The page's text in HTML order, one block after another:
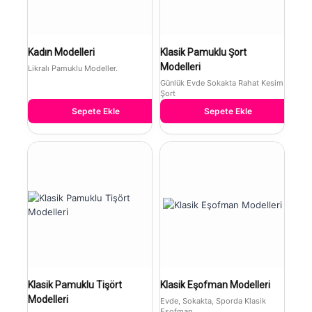
Kadın Modelleri
Likralı Pamuklu Modeller.
Sepete Ekle
Klasik Pamuklu Şort
Modelleri
Günlük Evde Sokakta Rahat Kesim
Şort
Sepete Ekle
Klasik Pamuklu Tişört
Modelleri
Klasik Eşofman Modelleri
Evde, Sokakta, Sporda Klasik